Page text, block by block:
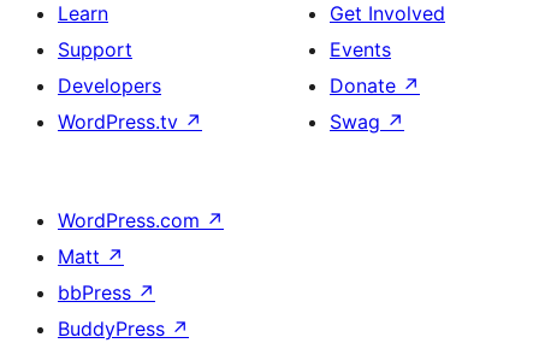
Learn
Support
Developers
WordPress.tv ↗
Get Involved
Events
Donate ↗
Swag ↗
WordPress.com ↗
Matt ↗
bbPress ↗
BuddyPress ↗